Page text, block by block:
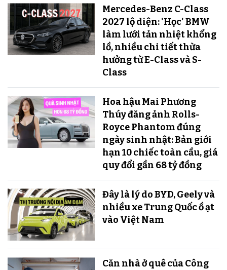
Mercedes-Benz C-Class
2027 lộ diện: 'Học' BMW
làm lưới tản nhiệt khổng
lồ, nhiều chi tiết thừa
hưởng từ E-Class và S-
Class
Hoa hậu Mai Phương
Thúy đăng ảnh Rolls-
Royce Phantom đúng
ngày sinh nhật: Bản giới
hạn 10 chiếc toàn cầu, giá
quy đổi gần 68 tỷ đồng
Đây là lý do BYD, Geely và
nhiều xe Trung Quốc ồ ạt
vào Việt Nam
Căn nhà ở quê của Công